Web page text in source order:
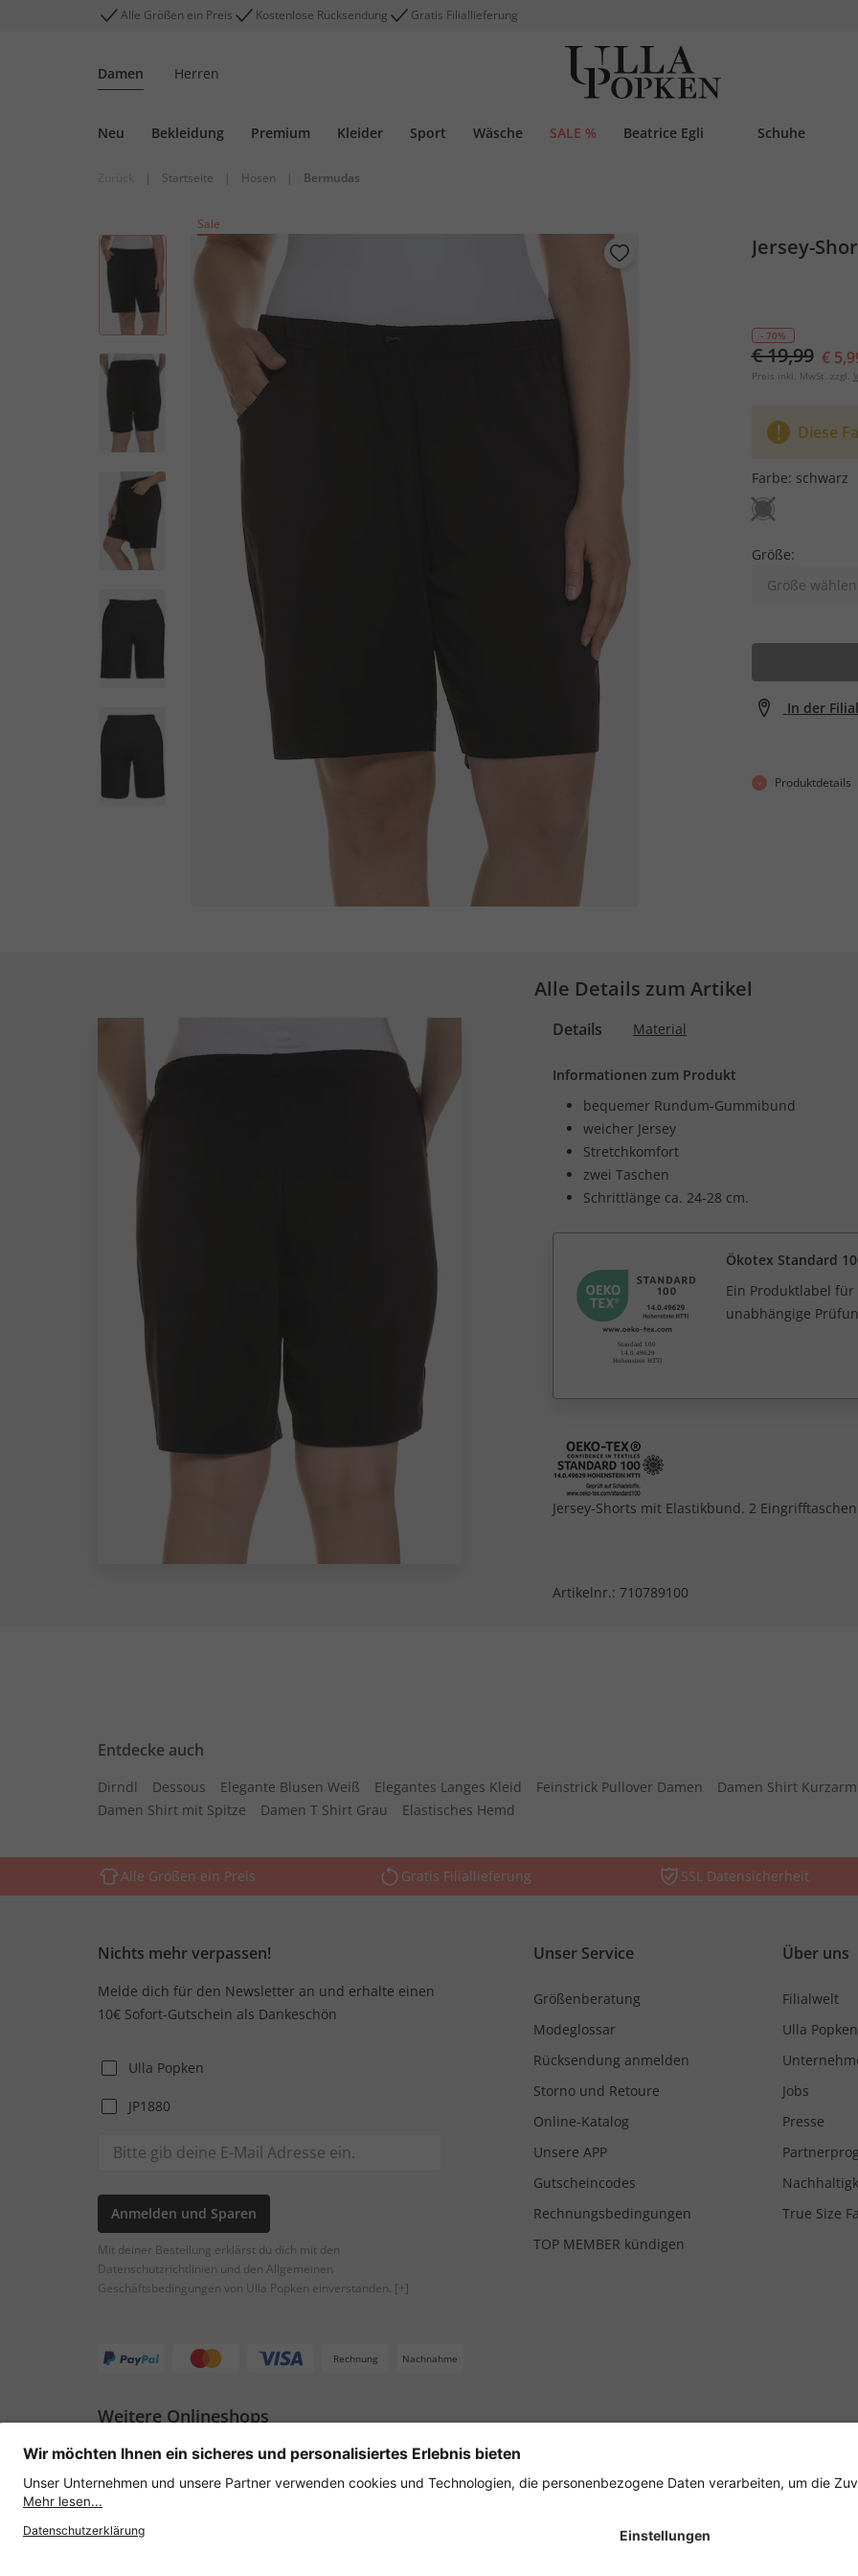
Alle Größen ein Preis Kostenlose Rücksendung Gratis Filiallieferung
Damen Herren
Neu Bekleidung Premium Kleider Sport Wäsche SALE % Beatrice Egli Schuhe
| Startseite | Hosen | Bermudas
Sale
Jersey-
- 70%
€ 19,99 €
Preis inkl. MwSt. zzgl.
Diese
Farbe: schwarz
Größe:
Größe wählen
In der
Produktdetails
Alle Details zum Artikel
Details Material
Informationen zum Produkt
bequemer Rundum-Gummibund
weicher Jersey
Stretchkomfort
zwei Taschen
Schrittlänge ca. 24-28 cm.
Ökotex Standard
Ein Produktlabel
unabhängige
Jersey-Shorts mit Elastikbund. 2
Artikelnr.: 710789100
Entdecke auch
Dirndl Dessous Elegante Blusen Weiß Elegantes Langes Kleid Feinstrick Pullover Damen
Damen Shirt Kurzarm
Damen Shirt mit Spitze
Damen T Shirt Grau Elastisches Hemd
Alle Größen ein Preis Gratis Filiallieferung SSL Datensicherheit
Nichts mehr verpassen!
Melde dich für den Newsletter an und erhalte einen
10€ Sofort-Gutschein als Dankeschön
Ulla Popken
JP1880
Anmelden und Sparen
Mit deiner Bestellung erklärst du dich mit den
Datenschutzrichtlinien und den Allgemeinen
Geschäftsbedingungen von Ulla Popken einverstanden. [+]
Unser Service
Größenberatung
Modeglossar
Rücksendung anmelden
Storno und Retoure
Online-Katalog
Unsere APP
Gutscheincodes
Rechnungsbedingungen
TOP MEMBER kündigen
Über uns
Filialwelt
Ulla
Jobs
Presse
True Size
Rechnung Nachnahme
Weitere Onlineshops
Österreich